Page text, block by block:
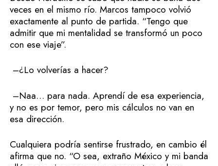
veces en el mismo río. Marcos tampoco volvió
exactamente al punto de partida. “Tengo que
admitir que mi mentalidad se transformó un poco
con ese viaje”.
–¿Lo volverías a hacer?
–Naa… para nada. Aprendí de esa experiencia,
y no es por temor, pero mis cálculos no van en
esa dirección.
Cualquiera podría sentirse frustrado, en cambio él
afirma que no. “O sea, extraño México y mi banda